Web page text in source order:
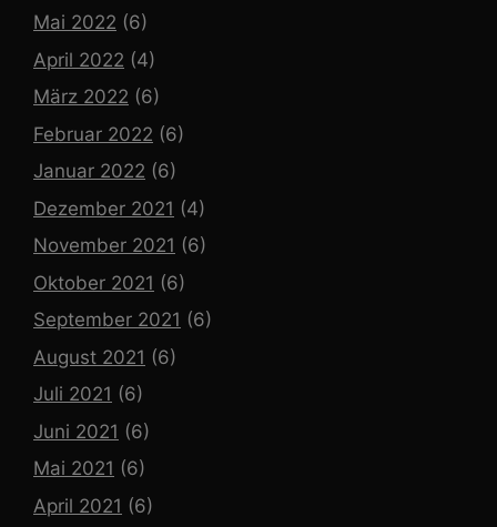
Mai 2022 (6)
April 2022 (4)
März 2022 (6)
Februar 2022 (6)
Januar 2022 (6)
Dezember 2021 (4)
November 2021 (6)
Oktober 2021 (6)
September 2021 (6)
August 2021 (6)
Juli 2021 (6)
Juni 2021 (6)
Mai 2021 (6)
April 2021 (6)